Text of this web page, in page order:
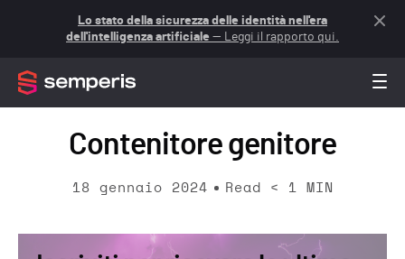
Lo stato della sicurezza delle identità nell'era
dell'intelligenza artificiale — Leggi il rapporto qui.
Contenitore genitore
18 gennaio 2024 Read < 1 MIN